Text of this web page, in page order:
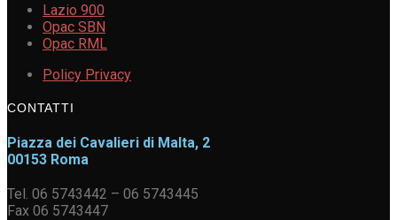
Lazio 900
Opac SBN
Opac RML
Policy Privacy
CONTATTI
Piazza dei Cavalieri di Malta, 2
00153 Roma
Tel. 06 5743442 – 06 5743445
Fax 06 5743447